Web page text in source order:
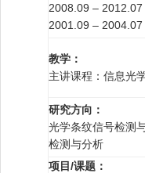
2008.09 –
2001.09 –
教学：
主讲课程：信息光
研究方向：
光学条纹信号检测
检测与分析
项目/课题：